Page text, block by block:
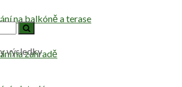
na balkóně a terase
na zahradě
výsledky